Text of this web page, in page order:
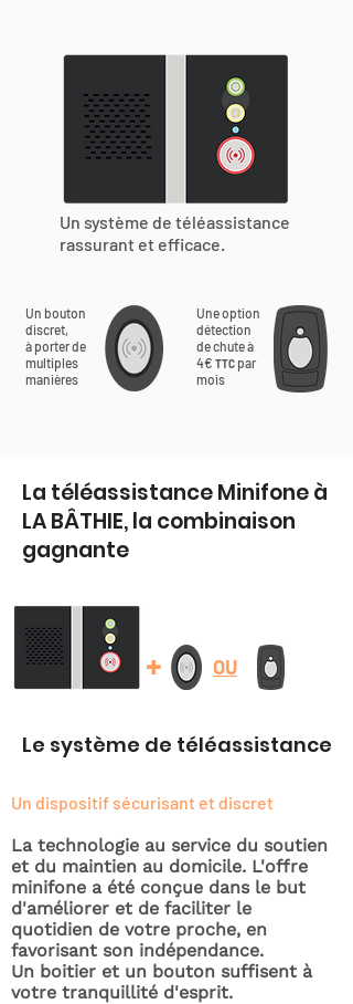
Un système de téléassistance
rassurant et efficace.
Un bouton
discret,
à porter de
multiples
manières
Une option
détection
de chute à
4€ TTC par
mois
La téléassistance Minifone à
LA BÂTHIE, la combinaison
gagnante
+ OU
Le système de téléassistance
Un dispositif sécurisant et discret
La technologie au service du soutien
et du maintien au domicile. L'offre
minifone a été conçue dans le but
d'améliorer et de faciliter le
quotidien de votre proche, en
favorisant son indépendance.
Un boitier et un bouton suffisent à
votre tranquillité d'esprit.